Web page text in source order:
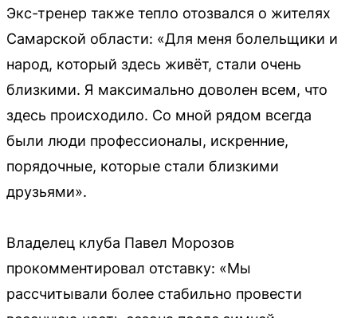
Экс-тренер также тепло отозвался о жителях
Самарской области: «Для меня болельщики и
народ, который здесь живёт, стали очень
близкими. Я максимально доволен всем, что
здесь происходило. Со мной рядом всегда
были люди профессионалы, искренние,
порядочные, которые стали близкими
друзьями».
Владелец клуба Павел Морозов
прокомментировал отставку: «Мы
рассчитывали более стабильно провести